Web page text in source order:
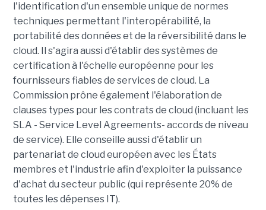
l'identification d'un ensemble unique de normes
techniques permettant l'interopérabilité, la
portabilité des données et de la réversibilité dans le
cloud. Il s'agira aussi d'établir des systèmes de
certification à l'échelle européenne pour les
fournisseurs fiables de services de cloud. La
Commission prône également l'élaboration de
clauses types pour les contrats de cloud (incluant les
SLA - Service Level Agreements- accords de niveau
de service). Elle conseille aussi d'établir un
partenariat de cloud européen avec les États
membres et l'industrie afin d'exploiter la puissance
d'achat du secteur public (qui représente 20% de
toutes les dépenses IT).